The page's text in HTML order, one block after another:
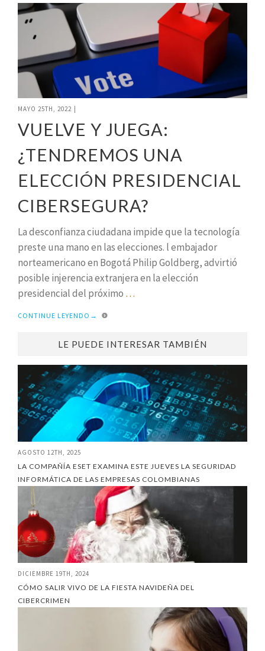
MAYO 25TH, 2022
VUELVE Y JUEGA:
¿TENDREMOS UNA
ELECCIÓN PRESIDENCIAL
CIBERSEGURA?
La desconfianza ciudadana impide que la tecnología
preste una mano en las elecciones. l embajador
norteamericano en Bogotá Philip Goldberg, advirtió
posible injerencia extranjera en la elección
presidencial del próximo …
CONTINUE LEYENDO →
LE PUEDE INTERESAR TAMBIÉN
AGOSTO 12TH, 2025
LA COMPAÑÍA ESET EXAMINA ESTE JUEVES LA SEGURIDAD
INFORMÁTICA DE LAS EMPRESAS COLOMBIANAS
DICIEMBRE 19TH, 2024
CÓMO SALIR VIVO DE LA FIESTA NAVIDEÑA DEL
CIBERCRIMEN